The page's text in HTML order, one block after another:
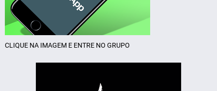
CLIQUE NA IMAGEM E ENTRE NO GRUPO